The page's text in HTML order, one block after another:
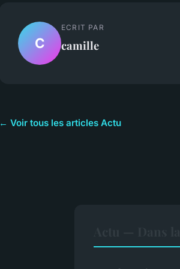
C
ECRIT PAR
camille
← Voir tous les articles Actu